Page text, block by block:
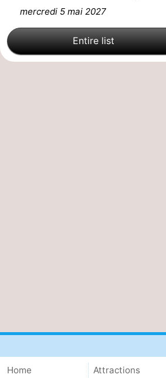
Sluis
-
mercredi 5 mai 2027
Entire list
Home
Attractions